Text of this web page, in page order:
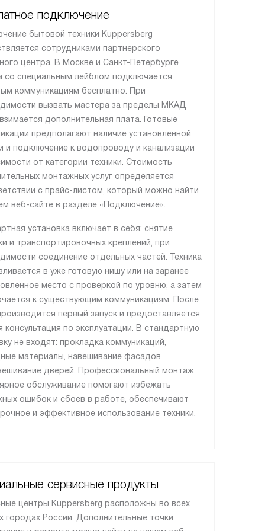
подключение
бытовой техники Kuppersberg
сотрудниками партнерского
центра. В Москве и Санкт-Петербурге
со специальным лейблом подключается
коммуникациям бесплатно. При
вызвать мастера за пределы МКАД
дополнительная плата. Готовые
предполагают наличие установленной
и подключение к водопроводу и канализации
от категории техники. Стоимость
монтажных услуг определяется
с прайс-листом, который можно найти
веб-сайте в разделе «Подключение».
установка включает в себя: снятие
и транспортировочных креплений, при
соединение отдельных частей. Техника
в уже готовую нишу или на заранее
место с проверкой по уровню, а затем
к существующим коммуникациям. После
первый запуск и предоставляется
консультация по эксплуатации. В стандартную
не входят: прокладка коммуникаций,
материалы, навешивание фасадов
дверей. Профессиональный монтаж
обслуживание помогают избежать
ошибок и сбоев в работе, обеспечивают
и эффективное использование техники.
сервисные продукты
центры Kuppersberg расположны во всех
городах России. Дополнительные точки